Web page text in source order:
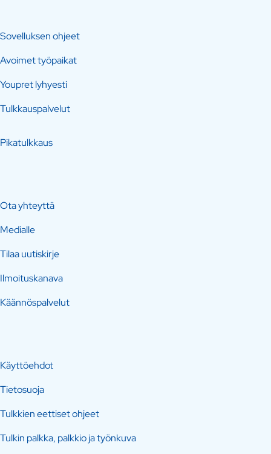
Sovelluksen ohjeet
Avoimet työpaikat
Youpret lyhyesti
Tulkkauspalvelut
Pikatulkkaus
Ota yhteyttä
Medialle
Tilaa uutiskirje
Ilmoituskanava
Käännöspalvelut
Käyttöehdot
Tietosuoja
Tulkkien eettiset ohjeet
Tulkin palkka, palkkio ja työnkuva